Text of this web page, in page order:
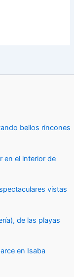
bellos rincones
en el interior de
vistas
de las playas
en Isaba